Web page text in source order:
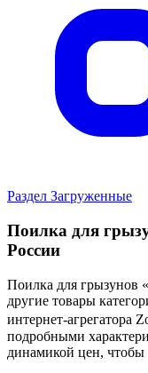
Раздел Загруженные
Поилка для
России
Поилка для грызунов
другие товары
интернет-агрегатора
подробными
динамикой цен, чтобы